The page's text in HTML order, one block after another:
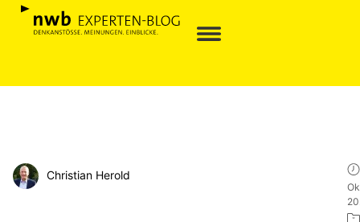
Christian Herold